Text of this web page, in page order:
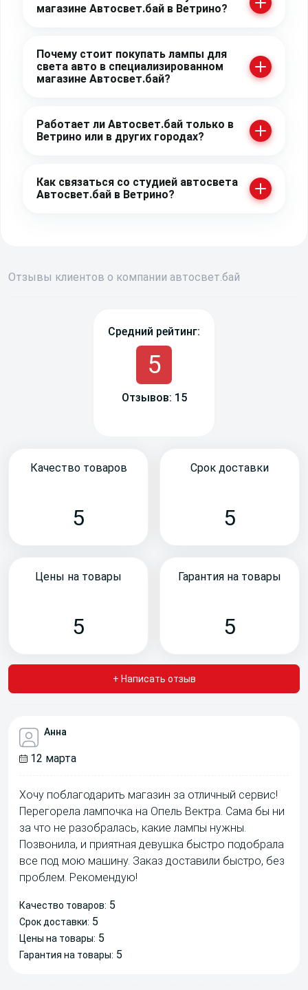
магазине Автосвет.бай в Ветрино?
Почему стоит покупать лампы для
света авто в специализированном
магазине Автосвет.бай?
Работает ли Автосвет.бай только в
Ветрино или в других городах?
Как связаться со студией автосвета
Автосвет.бай в Ветрино?
Отзывы клиентов о компании автосвет .бай
Средний рейтинг:
5
Отзывов: 15
+ Написать отзыв
Качество товаров
5
Срок доставки
5
Цены на товары
5
Гарантия на товары
5
Анна
12 марта
Хочу поблагодарить магазин за отличный сервис!
Перегорела лампочка на Опель Вектра. Сама бы ни
за что не разобралась, какие лампы нужны.
Позвонила, и приятная девушка быстро подобрала
все под мою машину. Заказ доставили быстро, без
проблем. Рекомендую!
Качество товаров: 5
Срок доставки: 5
Цены на товары: 5
Гарантия на товары: 5